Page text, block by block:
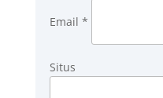
Email *